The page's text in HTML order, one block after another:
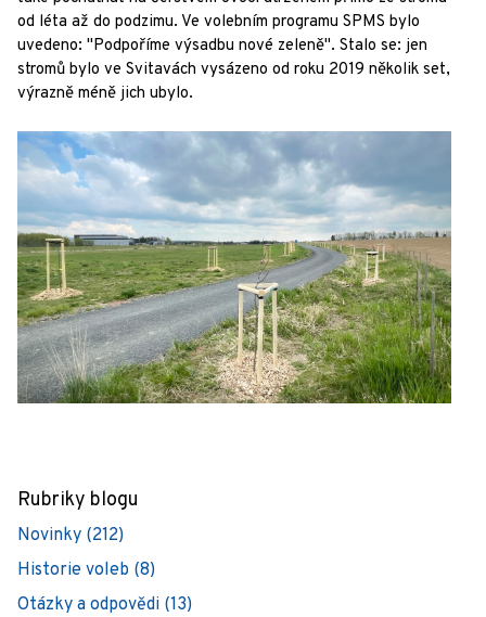
od léta až do podzimu. Ve volebním programu SPMS bylo
uvedeno: "Podpoříme výsadbu nové zeleně". Stalo se: jen
stromů bylo ve Svitavách vysázeno od roku 2019 několik set,
výrazně méně jich ubylo.
Rubriky blogu
Novinky (212)
Historie voleb (8)
Otázky a odpovědi (13)